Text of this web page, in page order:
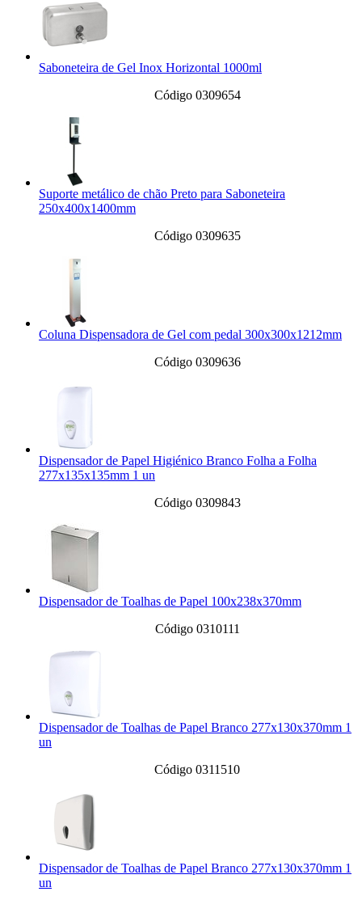
Saboneteira de Gel Inox Horizontal 1000ml
Código 0309654
Suporte metálico de chão Preto para Saboneteira
250x400x1400mm
Código 0309635
Coluna Dispensadora de Gel com pedal 300x300x1212mm
Código 0309636
Dispensador de Papel Higiénico Branco Folha a Folha
277x135x135mm 1 un
Código 0309843
Dispensador de Toalhas de Papel 100x238x370mm
Código 0310111
Dispensador de Toalhas de Papel Branco 277x130x370mm 1
un
Código 0311510
Dispensador de Toalhas de Papel Branco 277x130x370mm 1
un